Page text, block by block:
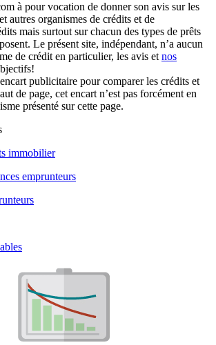
à pour vocation de donner son avis sur les
autres organismes de crédits et de
mais surtout sur chacun des types de prêts
Le présent site, indépendant, n’a aucun
de crédit en particulier, les avis et nos
publicitaire pour comparer les crédits et
de page, cet encart n’est pas forcément en
présenté sur cette page.
immobilier
emprunteurs